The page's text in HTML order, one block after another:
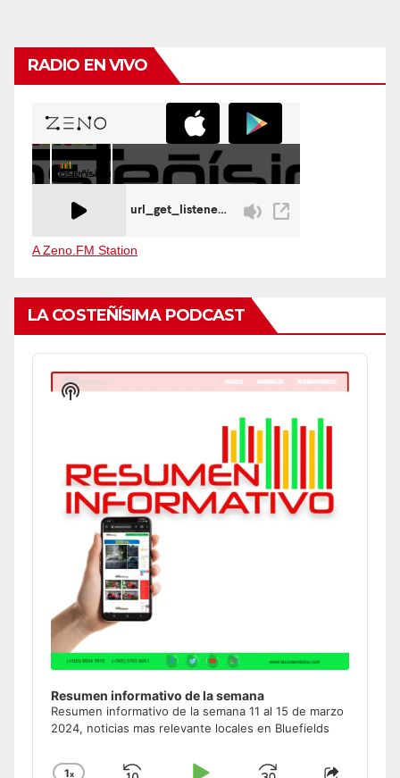
RADIO EN VIVO
A Zeno.FM Station
LA COSTEÑÍSIMA PODCAST
Audio
Player
Resumen informativo de la semana
Resumen informativo de la semana 11 al 15 de marzo
2024, noticias mas relevante locales en Bluefields
1x
Show